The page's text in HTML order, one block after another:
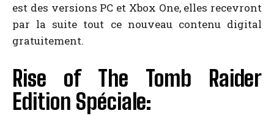
est des versions PC et Xbox One, elles recevront
par la suite tout ce nouveau contenu digital
gratuitement.
Rise of The Tomb Raider
Edition Spéciale: